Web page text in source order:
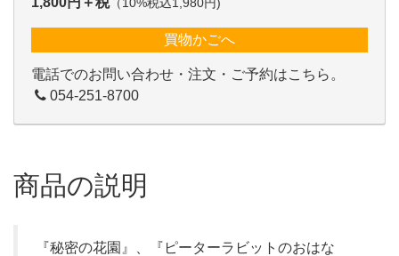
（10%税込1,980円)
買物かごへ
電話でのお問い合わせ・注文・ご予約はこちら。
054-251-8700
商品の説明
『秘密の花園』、『ピーターラビットのおはな